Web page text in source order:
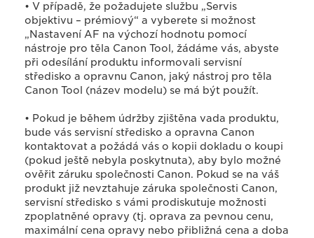
• V případě, že požadujete službu „Servis
objektivu – prémiový“ a vyberete si možnost
„Nastavení AF na výchozí hodnotu pomocí
nástroje pro těla Canon Tool, žádáme vás, abyste
při odesílání produktu informovali servisní
středisko a opravnu Canon, jaký nástroj pro těla
Canon Tool (název modelu) se má být použít.
• Pokud je během údržby zjištěna vada produktu,
bude vás servisní středisko a opravna Canon
kontaktovat a požádá vás o kopii dokladu o koupi
(pokud ještě nebyla poskytnuta), aby bylo možné
ověřit záruku společnosti Canon. Pokud se na váš
produkt již nevztahuje záruka společnosti Canon,
servisní středisko s vámi prodiskutuje možnosti
zpoplatněné opravy (tj. oprava za pevnou cenu,
maximální cena opravy nebo přibližná cena a doba